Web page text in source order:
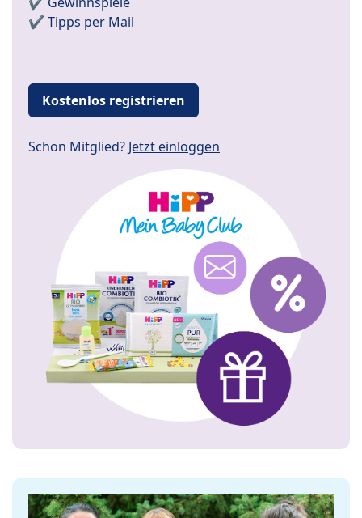
✔️ Tipps per Mail
Kostenlos registrieren
Schon Mitglied? Jetzt einloggen